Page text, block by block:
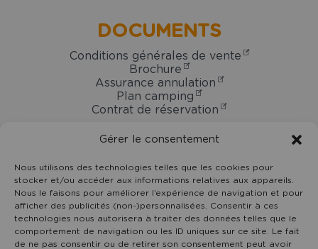
Gérer le consentement
Nous utilisons des technologies telles que les cookies pour
stocker et/ou accéder aux informations relatives aux appareils.
Nous le faisons pour améliorer l’expérience de navigation et pour
afficher des publicités (non-)personnalisées. Consentir à ces
technologies nous autorisera à traiter des données telles que le
comportement de navigation ou les ID uniques sur ce site. Le fait
de ne pas consentir ou de retirer son consentement peut avoir
Camping
Domaine
Oyat
7 rue du Centre - 85800 Le Fenouiller
Vendée Pays de la Loire
02 51 55 11 35
DOCUMENTS
Conditions générales de vente
Brochure
Assurance annulation
Plan camping
Contrat de réservation